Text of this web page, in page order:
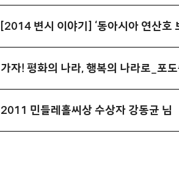
[2014 변시 이야기] ‘동아시아 연산호
가자! 평화의 나라, 행복의 나라로_포
2011 민들레홀씨상 수상자 강동균 님